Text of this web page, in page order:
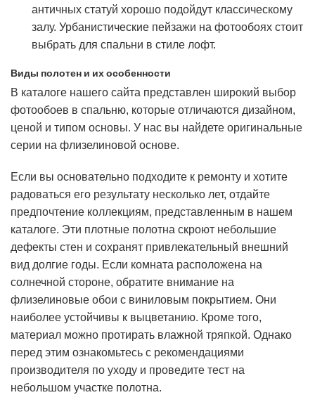
античных статуй хорошо подойдут классическому
залу. Урбанистические пейзажи на фотообоях стоит
выбрать для спальни в стиле лофт.
Виды полотен и их особенности
В каталоге нашего сайта представлен широкий выбор
фотообоев в спальню, которые отличаются дизайном,
ценой и типом основы. У нас вы найдете оригинальные
серии на флизелиновой основе.
Если вы основательно подходите к ремонту и хотите
радоваться его результату несколько лет, отдайте
предпочтение коллекциям, представленным в нашем
каталоге. Эти плотные полотна скроют небольшие
дефекты стен и сохранят привлекательный внешний
вид долгие годы. Если комната расположена на
солнечной стороне, обратите внимание на
флизелиновые обои с виниловым покрытием. Они
наиболее устойчивы к выцветанию. Кроме того,
материал можно протирать влажной тряпкой. Однако
перед этим ознакомьтесь с рекомендациями
производителя по уходу и проведите тест на
небольшом участке полотна.